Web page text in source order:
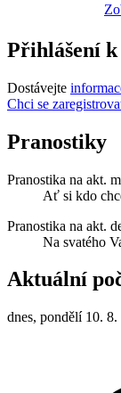
Přihlášení
Dostávejte
Chci se
Pranostiky
Pranostika na akt.
Ať si kdo
Pranostika na akt.
Na svatého
Aktuální
dnes, pondělí 10. 8.